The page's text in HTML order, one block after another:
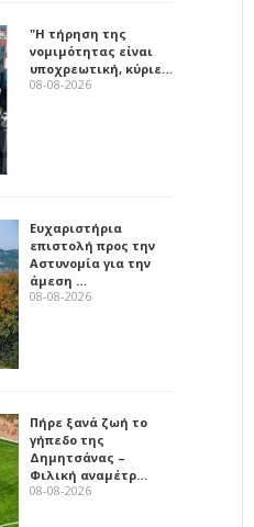
"Η τήρηση της
νομιμότητας είναι
υποχρεωτική, κύριε…
08-08-2026
Ευχαριστήρια
επιστολή προς την
Αστυνομία για την
άμεση …
08-08-2026
Πήρε ξανά ζωή το
γήπεδο της
Δημητσάνας –
Φιλική αναμέτρ…
08-08-2026